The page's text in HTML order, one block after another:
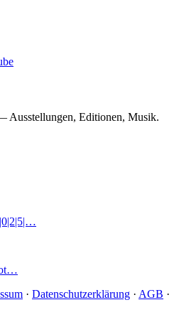
Ausstellungen, Editionen, Musik.
· Datenschutzerklärung · AGB ·